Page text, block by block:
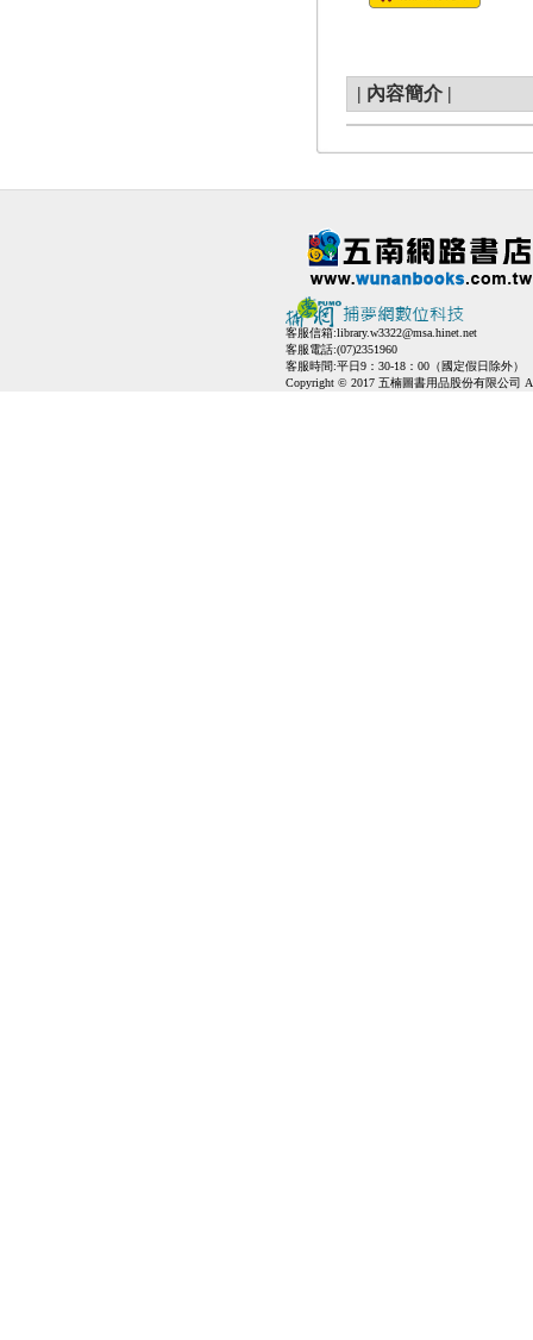
| 內容簡介 |
客服信箱:library.w3322@msa.hinet.net
客服電話:(07)2351960
客服時間:平日9：30-18：00（國定假日除外）
Copyright © 2017 五楠圖書用品股份有限公司